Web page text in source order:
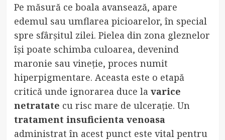
Pe măsură ce boala avansează, apare
edemul sau umflarea picioarelor, în special
spre sfârșitul zilei. Pielea din zona gleznelor
își poate schimba culoarea, devenind
maronie sau vineție, proces numit
hiperpigmentare. Aceasta este o etapă
critică unde ignorarea duce la varice
netratate cu risc mare de ulcerație. Un
tratament insuficienta venoasa
administrat în acest punct este vital pentru